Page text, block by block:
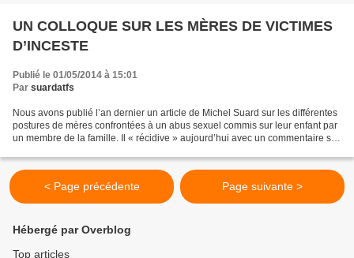
UN COLLOQUE SUR LES MÈRES DE VICTIMES
D’INCESTE
Publié le 01/05/2014 à 15:01
Par suardatfs
Nous avons publié l’an dernier un article de Michel Suard sur les différentes
postures de mères confrontées à un abus sexuel commis sur leur enfant par
un membre de la famille. Il « récidive » aujourd’hui avec un commentaire sur
< Page précédente Page suivante >
Hébergé par Overblog
Top articles